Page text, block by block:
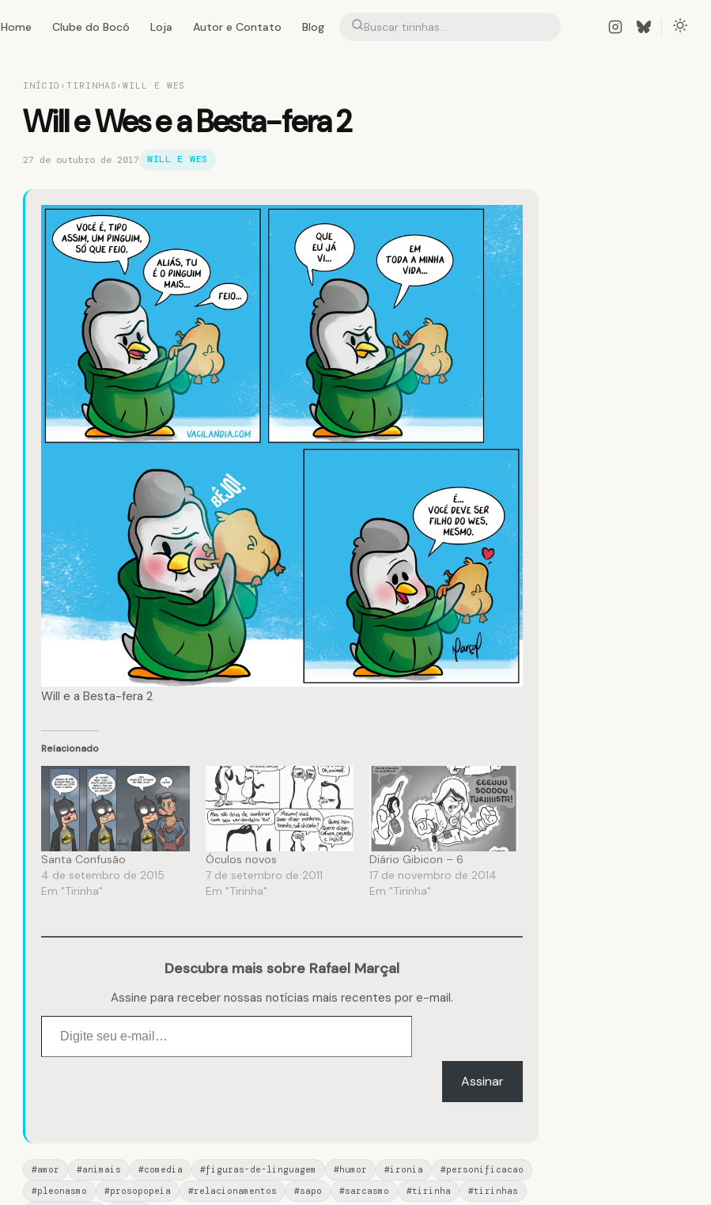
Home Clube do Bocó Loja Autor e Contato Blog
INÍCIO › TIRINHAS ›WILL E WES
Will e Wes e a Besta-fera 2
27 de outubro de 2017 WILL E WES
Will e a Besta-fera 2
Relacionado
Santa Confusão
4 de setembro de 2015
Em "Tirinha"
Óculos novos
7 de setembro de 2011
Em "Tirinha"
Diário Gibicon – 6
17 de novembro de 2014
Em "Tirinha"
Descubra mais sobre Rafael Marçal
Assine para receber nossas notícias mais recentes por e-mail.
Digite seu e-mail…
Assinar
#amor #animais #comedia #figuras-de-linguagem #humor #ironia
#personificacao
#pleonasmo
#prosopopeia #relacionamentos #sapo #sarcasmo #tirinha
#tirinhas